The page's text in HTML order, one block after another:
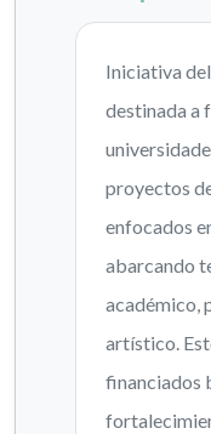
Iniciativa
destinada a
proyectos
enfocados
abarcando
académico,
artístico.
financiados